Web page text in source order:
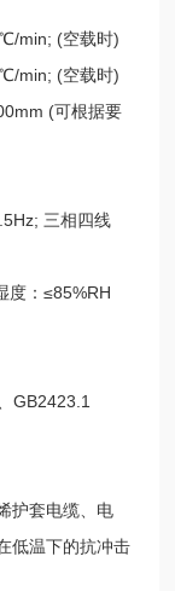
min; (空载时)
min; (空载时)
(可根据要
三相四线
：≤85%RH
套电缆、电
低温下的抗冲击